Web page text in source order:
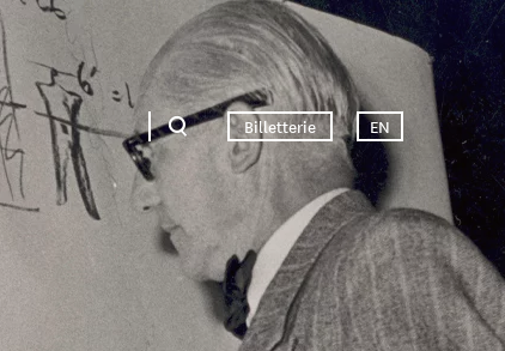
Billetterie EN